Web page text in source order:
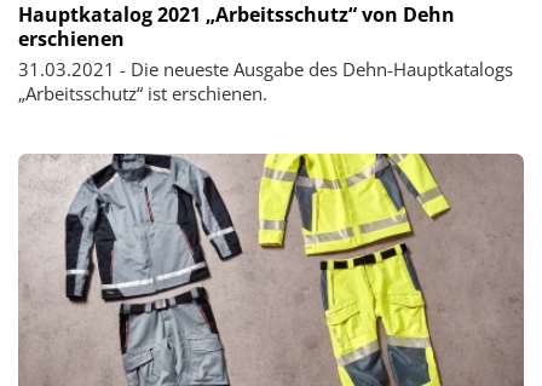
Hauptkatalog 2021 „Arbeitsschutz“ von Dehn
erschienen
31.03.2021 - Die neueste Ausgabe des Dehn-Hauptkatalogs
„Arbeitsschutz“ ist erschienen.